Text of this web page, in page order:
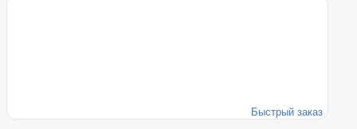
Быстрый заказ